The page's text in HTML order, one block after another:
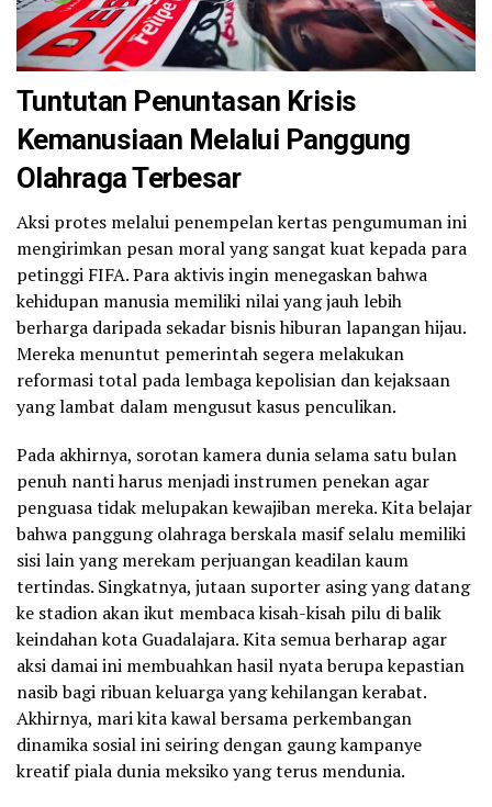
Tuntutan Penuntasan Krisis
Kemanusiaan Melalui Panggung
Olahraga Terbesar
Aksi protes melalui penempelan kertas pengumuman ini
mengirimkan pesan moral yang sangat kuat kepada para
petinggi FIFA. Para aktivis ingin menegaskan bahwa
kehidupan manusia memiliki nilai yang jauh lebih
berharga daripada sekadar bisnis hiburan lapangan hijau.
Mereka menuntut pemerintah segera melakukan
reformasi total pada lembaga kepolisian dan kejaksaan
yang lambat dalam mengusut kasus penculikan.
Pada akhirnya, sorotan kamera dunia selama satu bulan
penuh nanti harus menjadi instrumen penekan agar
penguasa tidak melupakan kewajiban mereka. Kita belajar
bahwa panggung olahraga berskala masif selalu memiliki
sisi lain yang merekam perjuangan keadilan kaum
tertindas. Singkatnya, jutaan suporter asing yang datang
ke stadion akan ikut membaca kisah-kisah pilu di balik
keindahan kota Guadalajara. Kita semua berharap agar
aksi damai ini membuahkan hasil nyata berupa kepastian
nasib bagi ribuan keluarga yang kehilangan kerabat.
Akhirnya, mari kita kawal bersama perkembangan
dinamika sosial ini seiring dengan gaung kampanye
kreatif piala dunia meksiko yang terus mendunia.